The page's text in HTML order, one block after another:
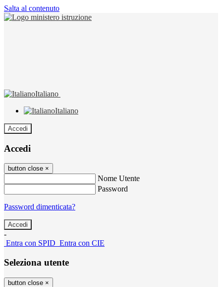
Salta al contenuto
Italiano
Italiano
Accedi
Accedi
button close ×
Nome Utente
Password
Password dimenticata?
-
Entra con SPID Entra con CIE
Seleziona utente
button close ×